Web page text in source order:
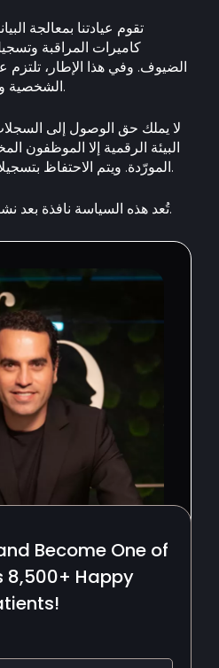
تقوم عيادتنا بمعالجة
كاميرات المراقبة
الضيوف. وفي هذا الإطار، تلتزم
الشخصية وتشريعات الأمن ذات الصلة.
لا يملك حق الوصول إلى
البيئة الرقمية إلا الموظفون
المورّدة. ويتم الاحتفاظ بتسجيلات الكاميرات لمدة شهرين.
تُعد هذه السياسة نافذة بعد نشرها على الموقع الإلكتروني.
Become One of
8,500+ Happy